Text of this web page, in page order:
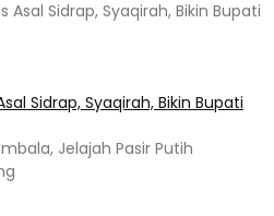
Sidrap, Syaqirah, Bikin Bupati